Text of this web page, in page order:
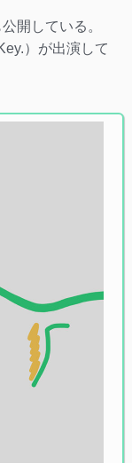
開している。
）が出演して